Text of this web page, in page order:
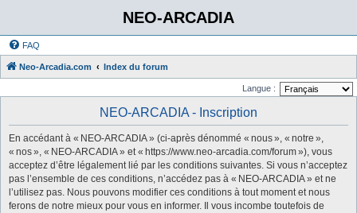
NEO-ARCADIA
FAQ
Neo-Arcadia.com Index du forum
Langue :
NEO-ARCADIA - Inscription
En accédant à « NEO-ARCADIA » (ci-après dénommé « nous », « notre »,
« nos », « NEO-ARCADIA » et « https://www.neo-arcadia.com/forum »), vous
acceptez d’être légalement lié par les conditions suivantes. Si vous n’acceptez
pas l’ensemble de ces conditions, n’accédez pas à « NEO-ARCADIA » et ne
l’utilisez pas. Nous pouvons modifier ces conditions à tout moment et nous
ferons de notre mieux pour vous en informer. Il vous incombe toutefois de